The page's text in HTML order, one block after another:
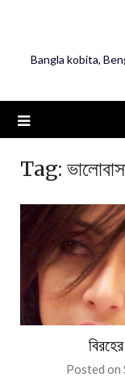
Bangla kobita,
Tag:
Posted on